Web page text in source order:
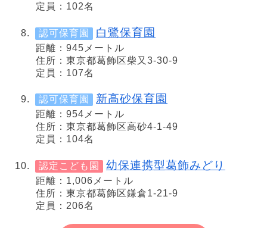
定員：102名
認可保育園 白鷺保育園
距離：945メートル
住所：東京都葛飾区柴又3-30-9
定員：107名
認可保育園 新高砂保育園
距離：954メートル
住所：東京都葛飾区高砂4-1-49
定員：104名
認定こども園 幼保連携型葛飾みどり
距離：1,006メートル
住所：東京都葛飾区鎌倉1-21-9
定員：206名